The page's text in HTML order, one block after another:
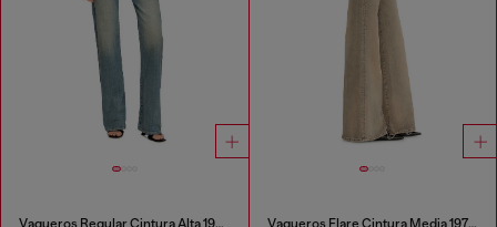
Vaqueros Regular Cintura Alta 1971 D-Sent Vaqueros Flare Cintura Media 1978 D-Akemi